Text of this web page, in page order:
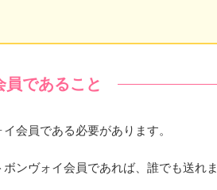
員であること
会員である必要があります。
ンヴォイ会員であれば、誰でも送れま